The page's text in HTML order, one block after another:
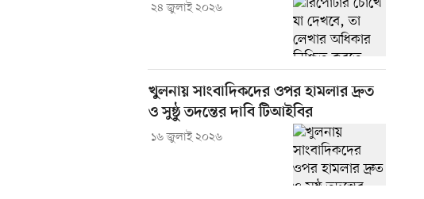
২৪ জুলাই ২০২৬
খুলনায় সাংবাদিকদের ওপর হামলার দ্রুত
ও সুষ্ঠু তদন্তের দাবি টিআইবির
১৬ জুলাই ২০২৬